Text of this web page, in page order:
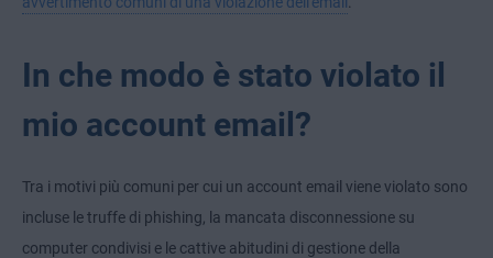
In che modo è stato violato il
mio account email?
Tra i motivi più comuni per cui un account email viene violato sono
incluse le truffe di phishing, la mancata disconnessione su
computer condivisi e le cattive abitudini di gestione della